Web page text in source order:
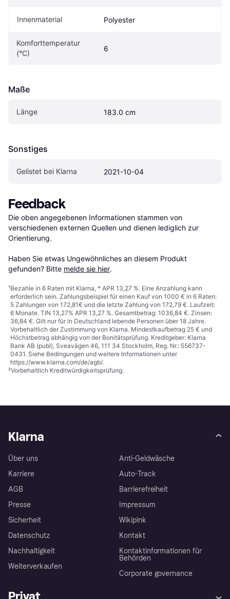
Innenmaterial Polyester
Komforttemperatur
(°C)
6
Maße
Länge 183.0 cm
Sonstiges
Gelistet bei Klarna 2021-10-04
Feedback
Die oben angegebenen Informationen stammen von
verschiedenen externen Quellen und dienen lediglich zur
Orientierung.
Haben Sie etwas Ungewöhnliches an diesem Produkt
gefunden? Bitte melde sie hier.
¹Bezahle in 6 Raten mit Klarna, * APR 13,27 %. Eine Anzahlung kann
erforderlich sein. Zahlungsbeispiel für einen Kauf von 1000 € in 6 Raten:
5 Zahlungen von 172,81€ und die letzte Zahlung von 172,79 €. Laufzeit:
6 Monate. TIN 13,27% APR 13,27 %. Gesamtbetrag: 1036,84 €. Zinsen:
36,84 €. Gilt nur für in Deutschland lebende Personen über 18 Jahre.
Vorbehaltlich der Zustimmung von Klarna. Mindestkaufbetrag 25 € und
Höchstbetrag abhängig von der Bonitätsprüfung. Kreditgeber: Klarna
Bank AB (publ), Sveavägen 46, 111 34 Stockholm, Reg. Nr.: 556737-
0431. Siehe Bedingungen und weitere Informationen unter
https://www.klarna.com/de/agb/.
²Vorbehaltlich Kreditwürdigkeitsprüfung.
Klarna
Über uns
Karriere
AGB
Presse
Sicherheit
Datenschutz
Nachhaltigkeit
Weiterverkaufen
Anti-Geldwäsche
Auto-Track
Barrierefreiheit
Impressum
Wikipink
Kontakt
Kontaktinformationen für
Behörden
Corporate governance